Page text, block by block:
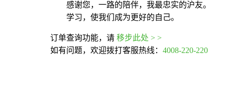
感谢您，一路的陪伴，我最忠实的沪友。
学习，使我们成为更好的自己。
订单查询功能，请 移步此处 > >
如有问题，欢迎拨打客服热线： 4008-220-220